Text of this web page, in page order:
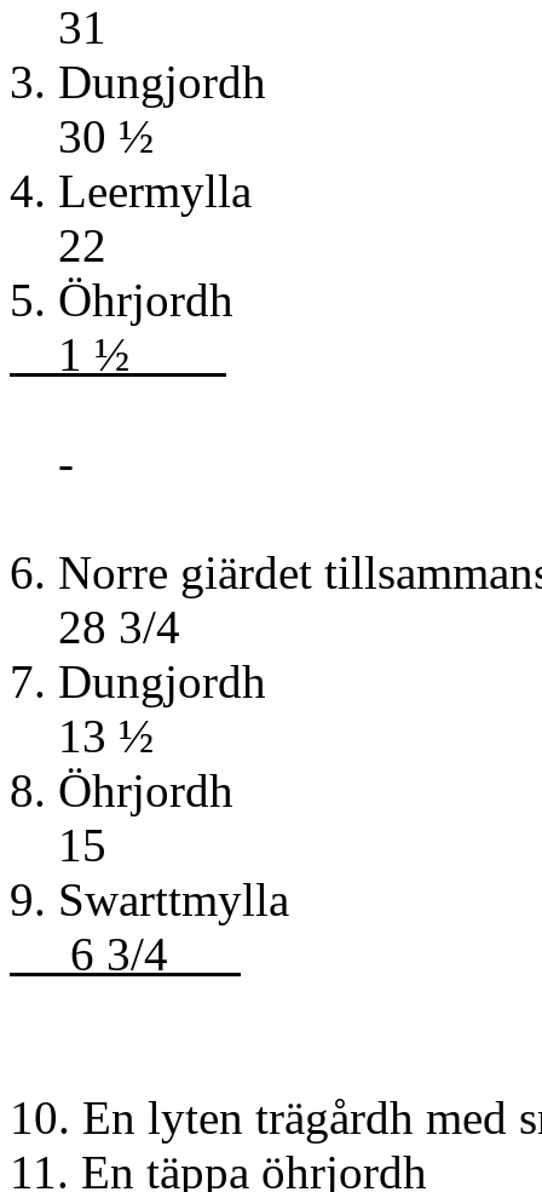
31
3.
30 ½
4.
22
5.
1 ½
-
6. Norre
28 3/4
7.
13 ½
8.
15
9.
6 3/4
10. En lyten trägårdh med
11. En